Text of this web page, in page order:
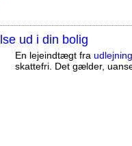
ud i din bolig
En lejeindtægt fra
skattefri. Det gælder,